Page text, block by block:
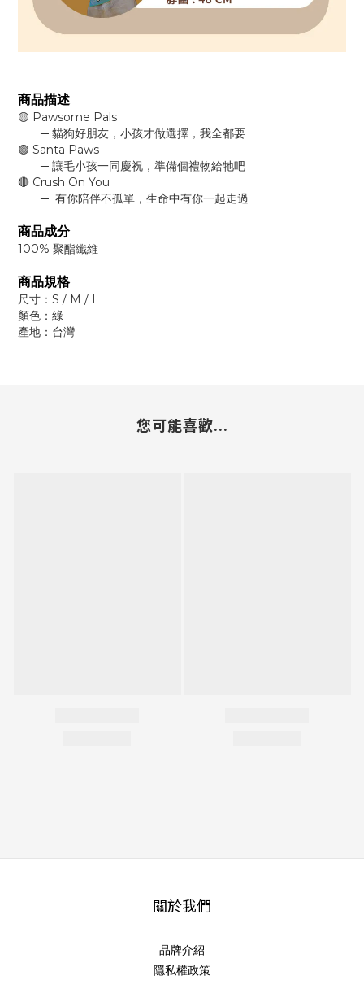
商品描述
🟡 Pawsome Pals
─ 貓狗好朋友，小孩才做選擇，我全都要
🟢 Santa Paws
─ 讓毛小孩一同慶祝，準備個禮物給牠吧
🔴 Crush On You
─ 有你陪伴不孤單，生命中有你一起走過
商品成分
100% 聚酯纖維
商品規格
尺寸：S / M / L
顏色：綠
產地：台灣
您可能喜歡...
關於我們
品牌介紹
隱私權政策